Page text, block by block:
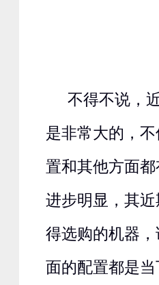
不得不说，
是非常大的，
置和其他方面
进步明显，其
得选购的机器
面的配置都是